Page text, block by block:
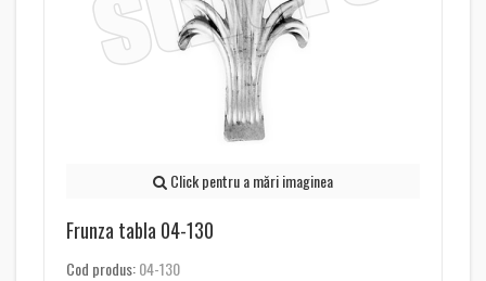
Click pentru a mări imaginea
Frunza tabla 04-130
Cod produs:04-130